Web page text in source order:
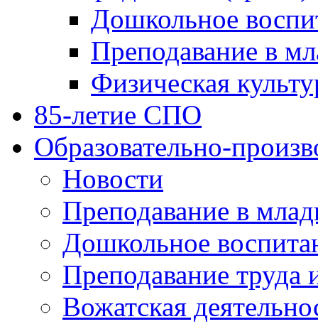
Дошкольное
Преподавание в
Физическая
85-летие СПО
Образовательно-
Новости
Преподавание в
Дошкольное
Преподавание труда
Вожатская